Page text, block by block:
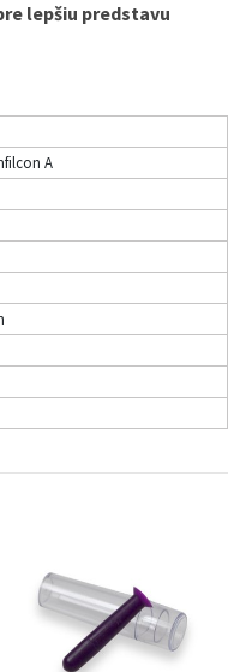
lepšiu predstavu
A